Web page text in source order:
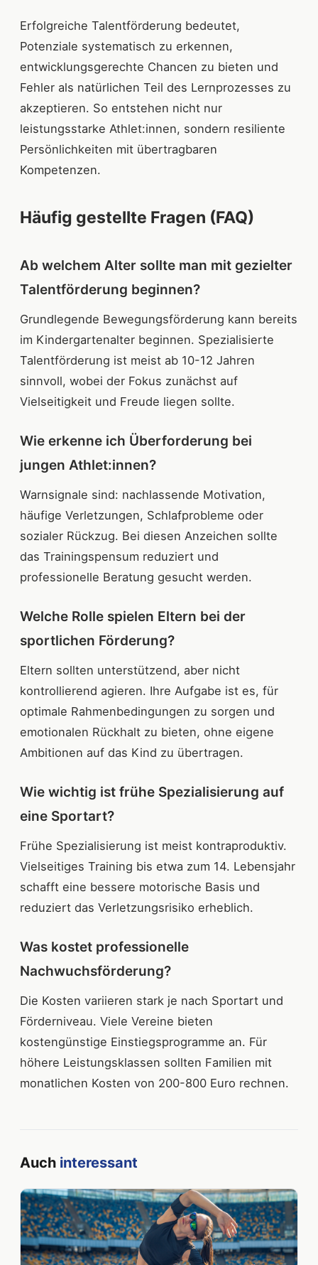
Erfolgreiche Talentförderung bedeutet,
Potenziale systematisch zu erkennen,
entwicklungsgerechte Chancen zu bieten und
Fehler als natürlichen Teil des Lernprozesses zu
akzeptieren. So entstehen nicht nur
leistungsstarke Athlet:innen, sondern resiliente
Persönlichkeiten mit übertragbaren
Kompetenzen.
Häufig gestellte Fragen (FAQ)
Ab welchem Alter sollte man mit gezielter
Talentförderung beginnen?
Grundlegende Bewegungsförderung kann bereits
im Kindergartenalter beginnen. Spezialisierte
Talentförderung ist meist ab 10-12 Jahren
sinnvoll, wobei der Fokus zunächst auf
Vielseitigkeit und Freude liegen sollte.
Wie erkenne ich Überforderung bei
jungen Athlet:innen?
Warnsignale sind: nachlassende Motivation,
häufige Verletzungen, Schlafprobleme oder
sozialer Rückzug. Bei diesen Anzeichen sollte
das Trainingspensum reduziert und
professionelle Beratung gesucht werden.
Welche Rolle spielen Eltern bei der
sportlichen Förderung?
Eltern sollten unterstützend, aber nicht
kontrollierend agieren. Ihre Aufgabe ist es, für
optimale Rahmenbedingungen zu sorgen und
emotionalen Rückhalt zu bieten, ohne eigene
Ambitionen auf das Kind zu übertragen.
Wie wichtig ist frühe Spezialisierung auf
eine Sportart?
Frühe Spezialisierung ist meist kontraproduktiv.
Vielseitiges Training bis etwa zum 14. Lebensjahr
schafft eine bessere motorische Basis und
reduziert das Verletzungsrisiko erheblich.
Was kostet professionelle
Nachwuchsförderung?
Die Kosten variieren stark je nach Sportart und
Förderniveau. Viele Vereine bieten
kostengünstige Einstiegsprogramme an. Für
höhere Leistungsklassen sollten Familien mit
monatlichen Kosten von 200-800 Euro rechnen.
Auch interessant